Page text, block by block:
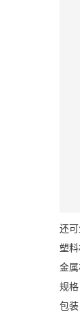
还可
塑料
金
规格
包